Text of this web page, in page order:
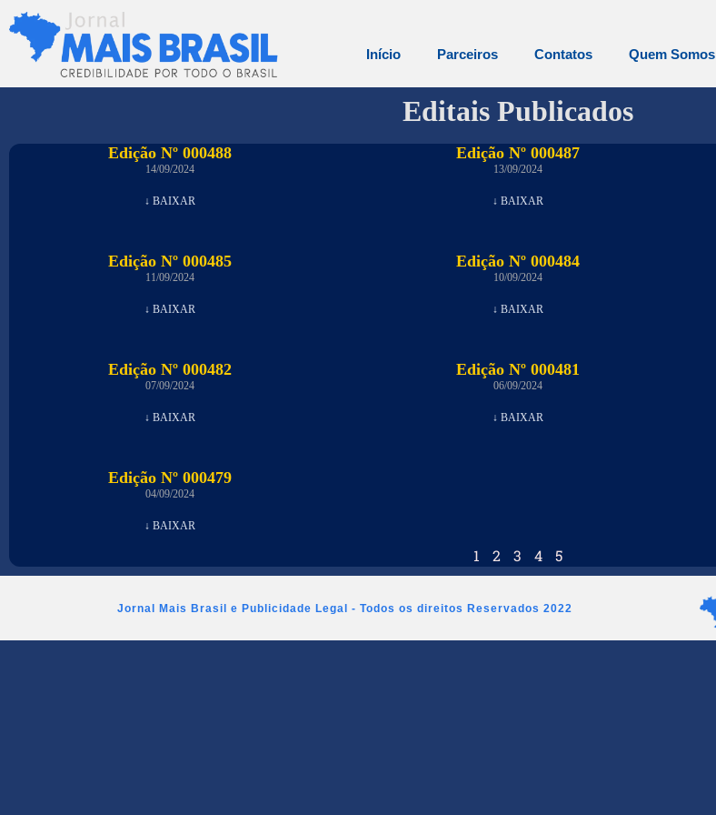
Início Parceiros Contatos Quem Somos
Editais Publicados
Edição Nº 000488
14/09/2024
↓ BAIXAR
Edição Nº 000487
13/09/2024
↓ BAIXAR
Edição Nº 000485
11/09/2024
↓ BAIXAR
Edição Nº 000484
10/09/2024
↓ BAIXAR
Edição Nº 000482
07/09/2024
↓ BAIXAR
Edição Nº 000481
06/09/2024
↓ BAIXAR
Edição Nº 000479
04/09/2024
↓ BAIXAR
1 2 3 4 5
Jornal Mais Brasil e Publicidade Legal - Todos os direitos Reservados 2022